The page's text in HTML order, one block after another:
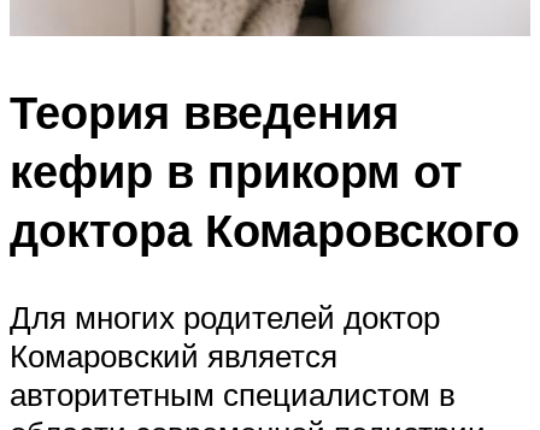
Теория введения
кефир в прикорм от
доктора Комаровского
Для многих родителей доктор
Комаровский является
авторитетным специалистом в